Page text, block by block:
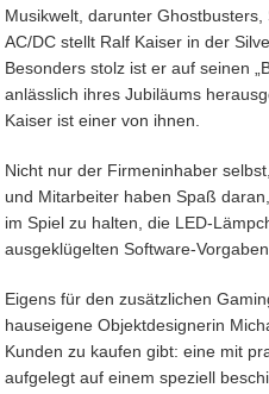
Musikwelt, darunter
AC/DC stellt Ralf Kaiser in der
Besonders stolz ist er auf seinen
anlässlich ihres Jubiläums
Kaiser ist einer von ihnen.
Nicht nur der Firmeninhaber
und Mitarbeiter haben Spaß
im Spiel zu halten, die LED-
ausgeklügelten Software-
Eigens für den zusätzlichen
hauseigene Objektdesignerin
Kunden zu kaufen gibt: eine mit
aufgelegt auf einem speziell